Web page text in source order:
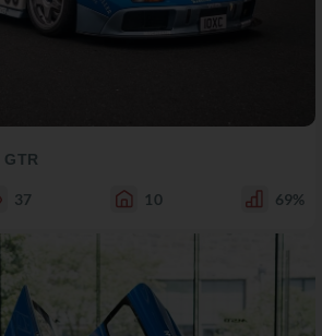
GTR
37 10 69%